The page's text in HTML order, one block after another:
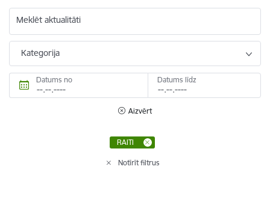
Meklēt aktualitāti
Kategorija
Datums no Datums līdz
Aizvērt
RAITI
Notīrīt filtrus